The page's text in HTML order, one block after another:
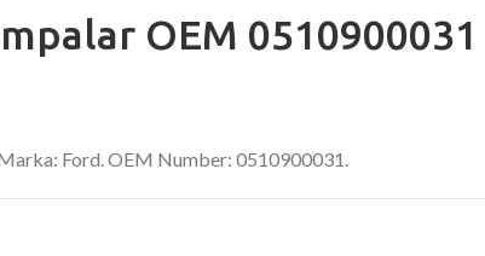
OEM 0510900031
Ford. OEM Number: 0510900031.